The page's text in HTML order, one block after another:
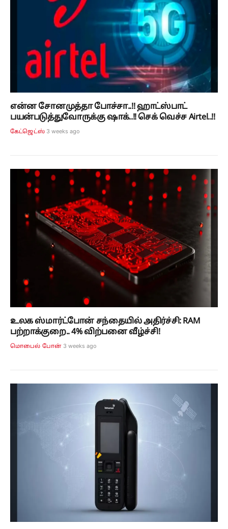
என்ன சோனமுத்தா போச்சா..!! ஹாட்ஸ்பாட்
பயன்படுத்துவோருக்கு ஷாக்..!! செக் வெச்ச Airtel..!!
கேட்ஜெட்ஸ் 3 weeks ago
உலக ஸ்மார்ட்போன் சந்தையில் அதிர்ச்சி: RAM
பற்றாக்குறை.. 4% விற்பனை வீழ்ச்சி!
மொபைல் போன் 3 weeks ago